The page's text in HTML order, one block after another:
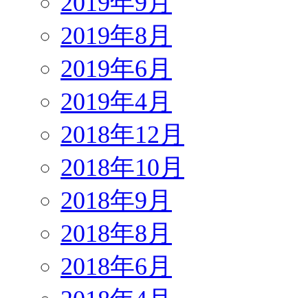
2019年8月
2019年6月
2019年4月
2018年12月
2018年10月
2018年9月
2018年8月
2018年6月